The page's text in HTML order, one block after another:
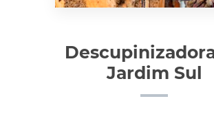
Jardim Sul